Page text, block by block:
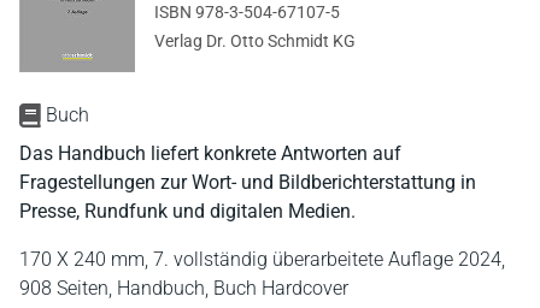
Buch
Das Handbuch liefert konkrete Antworten auf
Fragestellungen zur Wort- und Bildberichterstattung in
Presse, Rundfunk und digitalen Medien.
170 X 240 mm, 7. vollständig überarbeitete Auflage 2024,
908 Seiten, Handbuch, Buch Hardcover
ISBN 978-3-504-67107-5
Verlag Dr. Otto Schmidt KG